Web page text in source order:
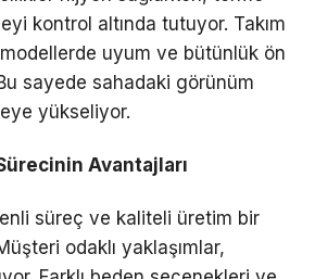
kontrol altında tutuyor. Takım
uyum ve bütünlük ön
sayede sahadaki görünüm
yükseliyor.
Avantajları
süreç ve kaliteli üretim bir
odaklı yaklaşımlar,